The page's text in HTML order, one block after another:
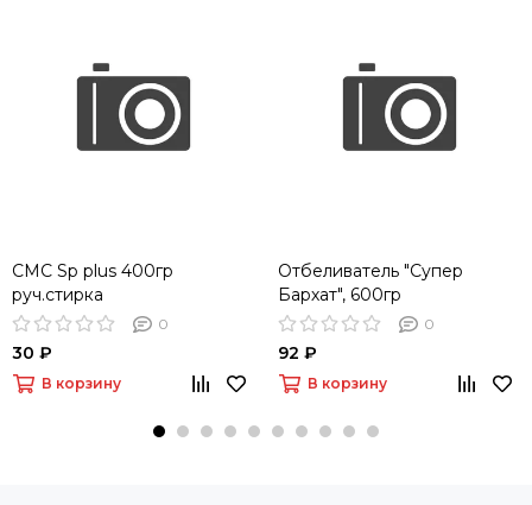
СМС Sp plus 400гр
руч.стирка
0
30 ₽
В корзину
Отбеливатель "Супер
Бархат", 600гр
0
92 ₽
В корзину